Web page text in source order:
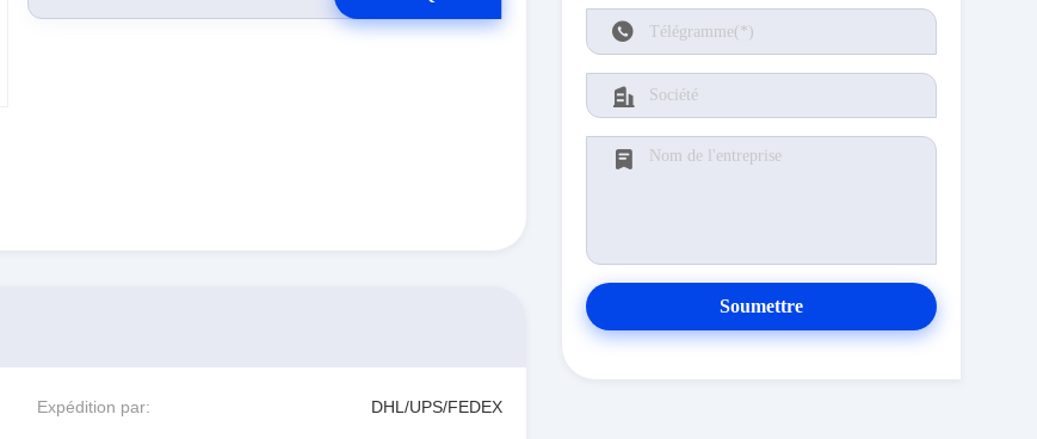
Expédition par: DHL/UPS/FEDEX
Soumettre